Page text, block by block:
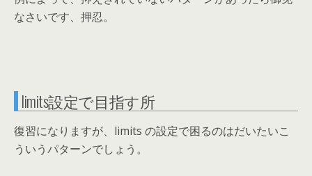
なさいです、押忍。
limits設定で目指す所
復習になりますが、limits の設定で困るのはだいたいこ
ういうパターンでしょう。